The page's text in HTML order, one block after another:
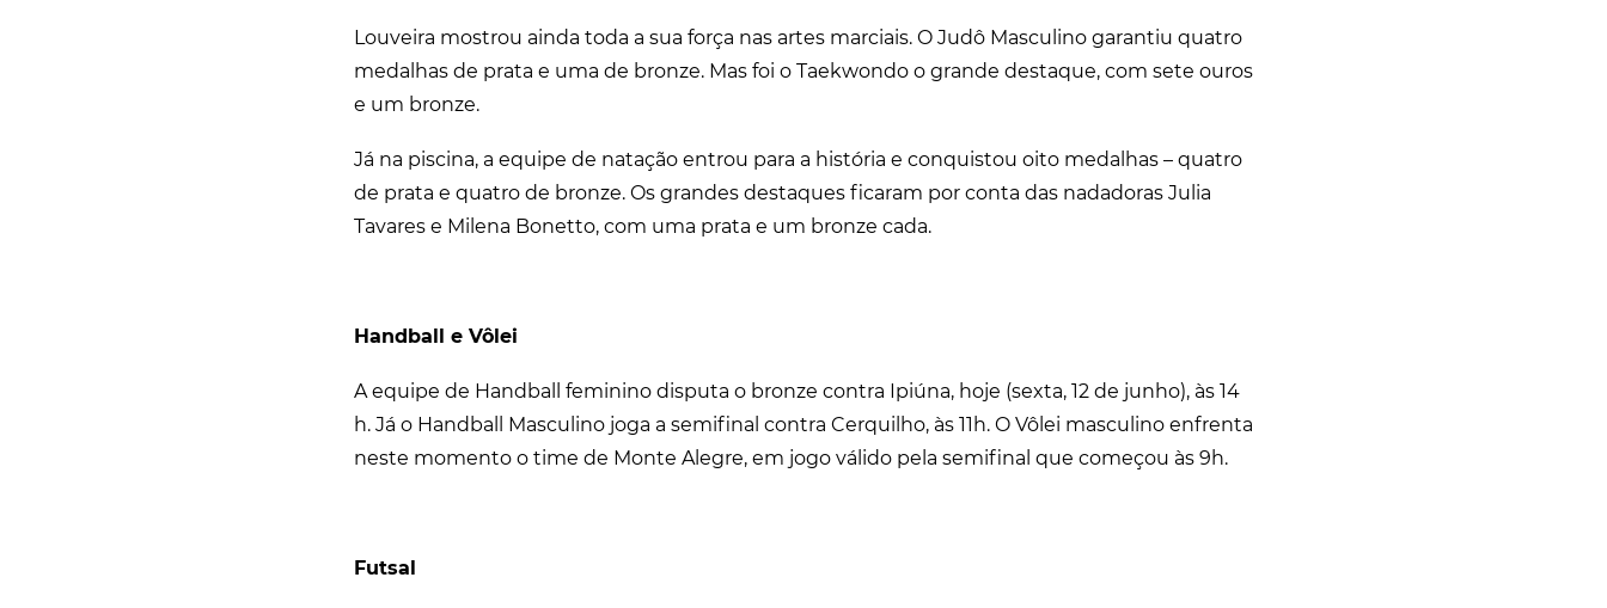
Louveira mostrou ainda toda a sua força nas artes marciais. O Judô Masculino garantiu quatro
medalhas de prata e uma de bronze. Mas foi o Taekwondo o grande destaque, com sete ouros
e um bronze.
Já na piscina, a equipe de natação entrou para a história e conquistou oito medalhas – quatro
de prata e quatro de bronze. Os grandes destaques ficaram por conta das nadadoras Julia
Tavares e Milena Bonetto, com uma prata e um bronze cada.
Handball e Vôlei
A equipe de Handball feminino disputa o bronze contra Ipiúna, hoje (sexta, 12 de junho), às 14
h. Já o Handball Masculino joga a semifinal contra Cerquilho, às 11h. O Vôlei masculino enfrenta
neste momento o time de Monte Alegre, em jogo válido pela semifinal que começou às 9h.
Futsal